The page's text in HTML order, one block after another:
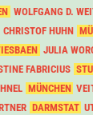
WOLFGANG D.
CHRISTOF HUHN
JULIA
FABRICIUS
MÜNCHEN
DARMSTAT